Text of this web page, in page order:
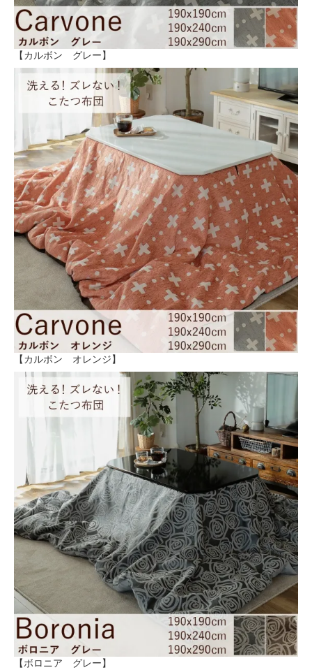
【カルボン グレー】
【カルボン オレンジ】
【ボロニア グレー】